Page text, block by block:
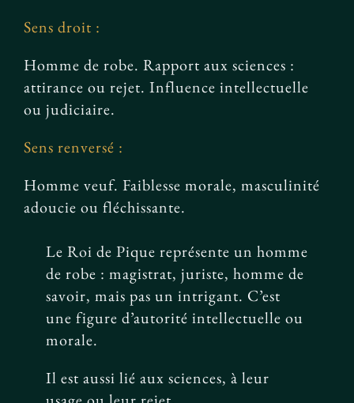
Sens droit :
Homme de robe. Rapport aux sciences :
attirance ou rejet. Influence intellectuelle
ou judiciaire.
Sens renversé :
Homme veuf. Faiblesse morale, masculinité
adoucie ou fléchissante.
Le Roi de Pique représente un homme
de robe : magistrat, juriste, homme de
savoir, mais pas un intrigant. C’est
une figure d’autorité intellectuelle ou
morale.
Il est aussi lié aux sciences, à leur